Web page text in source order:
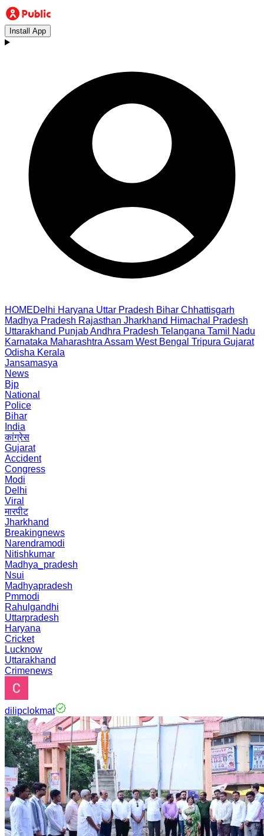
Install App
HOMEDelhi Haryana Uttar Pradesh Bihar Chhattisgarh
Madhya Pradesh Rajasthan Jharkhand Himachal Pradesh
Uttarakhand PunjabAndhra Pradesh Telangana Tamil Nadu
Karnataka Maharashtra Assam West Bengal Tripura Gujarat
Odisha Kerala
Jansamasya
News
Bjp
National
Police
Bihar
India
कांग्रेस
Gujarat
Accident
Congress
Modi
Delhi
Viral
मारपीट
Jharkhand
Breakingnews
Narendramodi
Nitishkumar
Madhya_pradesh
Nsui
Madhyapradesh
Pmmodi
Rahulgandhi
Uttarpradesh
Haryana
Cricket
Lucknow
Uttarakhand
Crimenews
dilipclokmat